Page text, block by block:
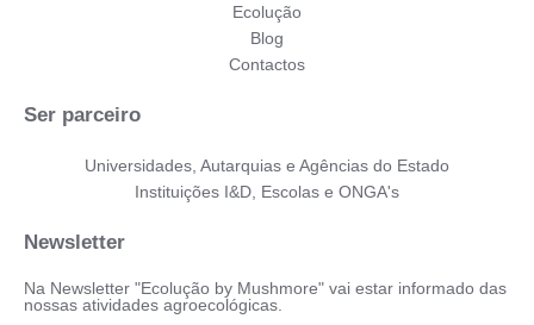
Ecolução
Blog
Contactos
Ser parceiro
Universidades, Autarquias e Agências do Estado
Instituições I&D, Escolas e ONGA's
Newsletter
Na Newsletter "Ecolução by Mushmore" vai estar informado das
nossas atividades agroecológicas.